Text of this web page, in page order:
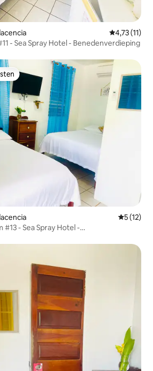
Gemiddelde
4,73 (11)
- Sea Spray Hotel - Benedenverdieping
5 (12)
#13 - Sea Spray Hotel -